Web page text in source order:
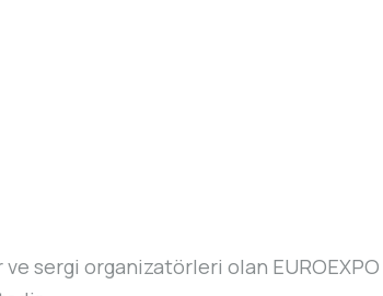
ve sergi organizatörleri olan EUROEXPO